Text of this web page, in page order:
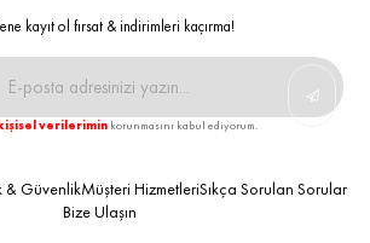
kayıt ol fırsat & indirimleri kaçırma!
verilerimin korunmasını kabul ediyorum.
& GüvenlikMüşteri HizmetleriSıkça Sorulan Sorular
Bize Ulaşın